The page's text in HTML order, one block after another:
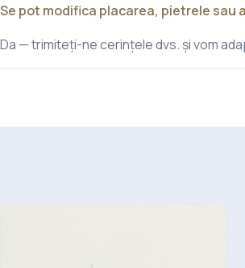
Se pot modifica placarea, pietrele sau
Da — trimiteți-ne cerințele dvs. și vom